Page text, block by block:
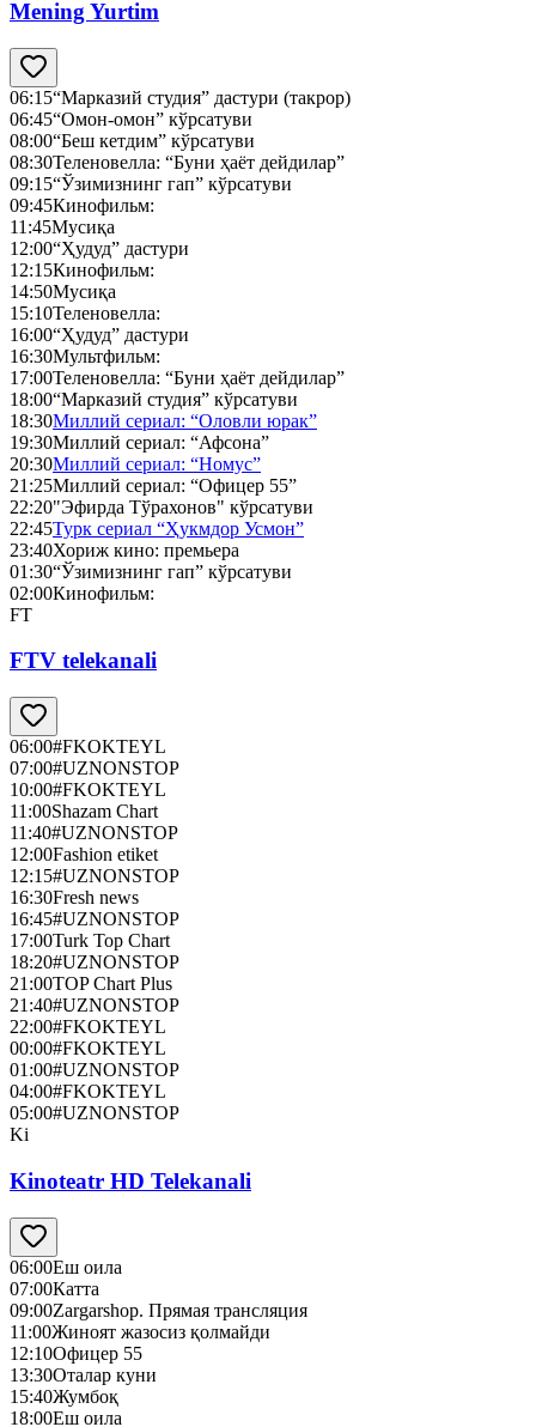
Mening Yurtim
06:15“Марказий студия” дастури (такрор)
06:45“Омон-омон” кўрсатуви
08:00“Беш кетдим” кўрсатуви
08:30Теленовелла: “Буни ҳаёт дейдилар”
09:15“Ўзимизнинг гап” кўрсатуви
09:45Кинофильм:
11:45Мусиқа
12:00“Ҳудуд” дастури
12:15Кинофильм:
14:50Мусиқа
15:10Теленовелла:
16:00“Ҳудуд” дастури
16:30Мультфильм:
17:00Теленовелла: “Буни ҳаёт дейдилар”
18:00“Марказий студия” кўрсатуви
18:30Миллий сериал: “Оловли юрак”
19:30Миллий сериал: “Афсона”
20:30Миллий сериал: “Номус”
21:25Миллий сериал: “Офицер 55”
22:20"Эфирда Тўрахонов" кўрсатуви
22:45Турк сериал “Ҳукмдор Усмон”
23:40Хориж кино: премьера
01:30“Ўзимизнинг гап” кўрсатуви
02:00Кинофильм:
FT
FTV telekanali
06:00#FKOKTEYL
07:00#UZNONSTOP
10:00#FKOKTEYL
11:00Shazam Chart
11:40#UZNONSTOP
12:00Fashion etiket
12:15#UZNONSTOP
16:30Fresh news
16:45#UZNONSTOP
17:00Turk Top Chart
18:20#UZNONSTOP
21:00TOP Chart Plus
21:40#UZNONSTOP
22:00#FKOKTEYL
00:00#FKOKTEYL
01:00#UZNONSTOP
04:00#FKOKTEYL
05:00#UZNONSTOP
Ki
Kinoteatr HD Telekanali
06:00Еш оила
07:00Катта
09:00Zargarshop. Прямая трансляция
11:00Жиноят жазосиз қолмайди
12:10Офицер 55
13:30Оталар куни
15:40Жумбоқ
18:00Еш оила